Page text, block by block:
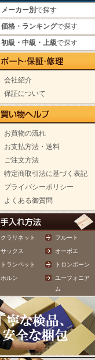
メーカー別で探す
価格・ランキングで探す
初級・中級・上級で探す
会社紹介
保証について
お買物の流れ
お支払方法・送料
ご注文方法
特定商取引法に基づく表記
プライバシーポリシー
よくある御質問
クラリネット フルート
サックス オーボエ
トランペット トロンボーン
ホルン
ユーフォニア
ム